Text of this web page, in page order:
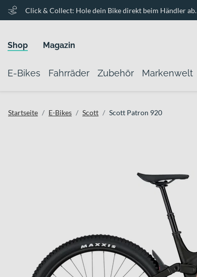
Click & Collect: Hole dein Bike direkt beim Händler ab.
Shop Magazin
E-Bikes Fahrräder Zubehör Markenwelt
Startseite E-Bikes Scott Scott Patron 920